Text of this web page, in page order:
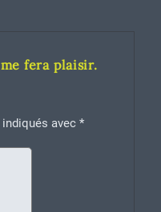
fera plaisir.
indiqués avec*